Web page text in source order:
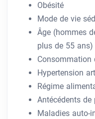
Obésité
Mode de vie
Âge (hommes
plus de 55 ans)
Consommation
Hypertension
Régime
Antécédents de
Maladies auto-